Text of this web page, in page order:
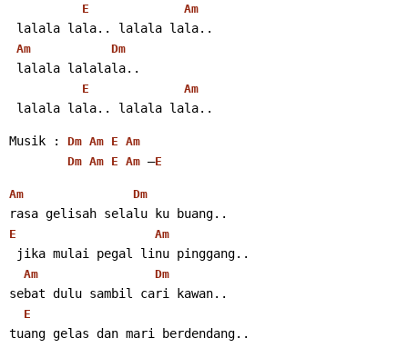
E Am
lalala lala.. lalala lala..
Am Dm
lalala lalalala..
E Am
lalala lala.. lalala lala..
Musik : Dm Am E Am
Dm Am E Am –E
Am Dm
rasa gelisah selalu ku buang..
E Am
jika mulai pegal linu pinggang..
Am Dm
sebat dulu sambil cari kawan..
E
tuang gelas dan mari berdendang..